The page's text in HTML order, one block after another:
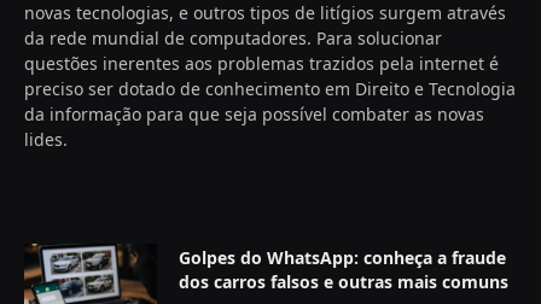
novas tecnologias, e outros tipos de litígios surgem através
da rede mundial de computadores. Para solucionar
questões inerentes aos problemas trazidos pela internet é
preciso ser dotado de conhecimento em Direito e Tecnologia
da informação para que seja possível combater as novas
lides.
Golpes do WhatsApp: conheça a fraude
dos carros falsos e outras mais comuns